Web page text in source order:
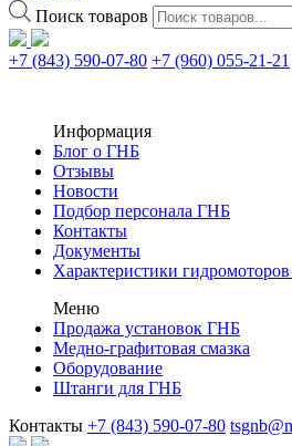
Поиск товаров
+7 (843) 590-07-80 +7 (960) 055-21-21
Информация
Блог о ГНБ
Отзывы
Новости
Подбор персонала ГНБ
Контакты
Документы
Характеристики
Меню
Продажа установок ГНБ
Медно-графитовая смазка
Оборудование
Штанги для ГНБ
Контакты +7 (843) 590-07-80